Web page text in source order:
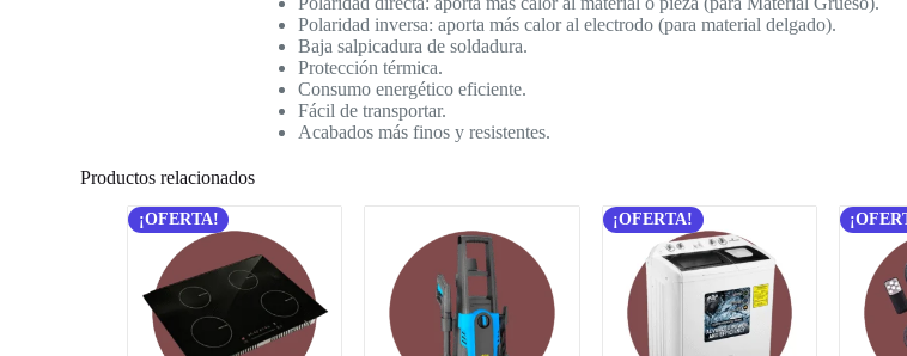
Polaridad inversa: aporta más calor al electrodo (para material delgado).
Baja salpicadura de soldadura.
Protección térmica.
Consumo energético eficiente.
Fácil de transportar.
Acabados más finos y resistentes.
Productos relacionados
¡OFERTA! ¡OFERTA!